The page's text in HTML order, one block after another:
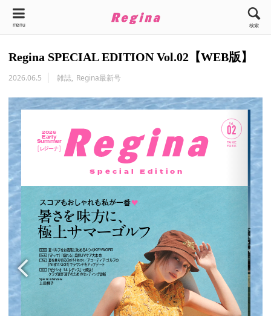
menu 検索
Regina SPECIAL EDITION Vol.02【WEB版】
2026.06.5 雑誌 Regina最新号